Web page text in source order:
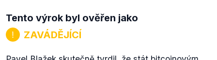
Tento výrok byl ověřen jako
ZAVÁDĚJÍCÍ